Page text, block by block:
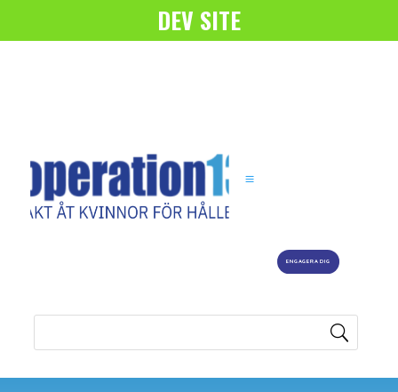
DEV SITE
ENGAGERA DIG